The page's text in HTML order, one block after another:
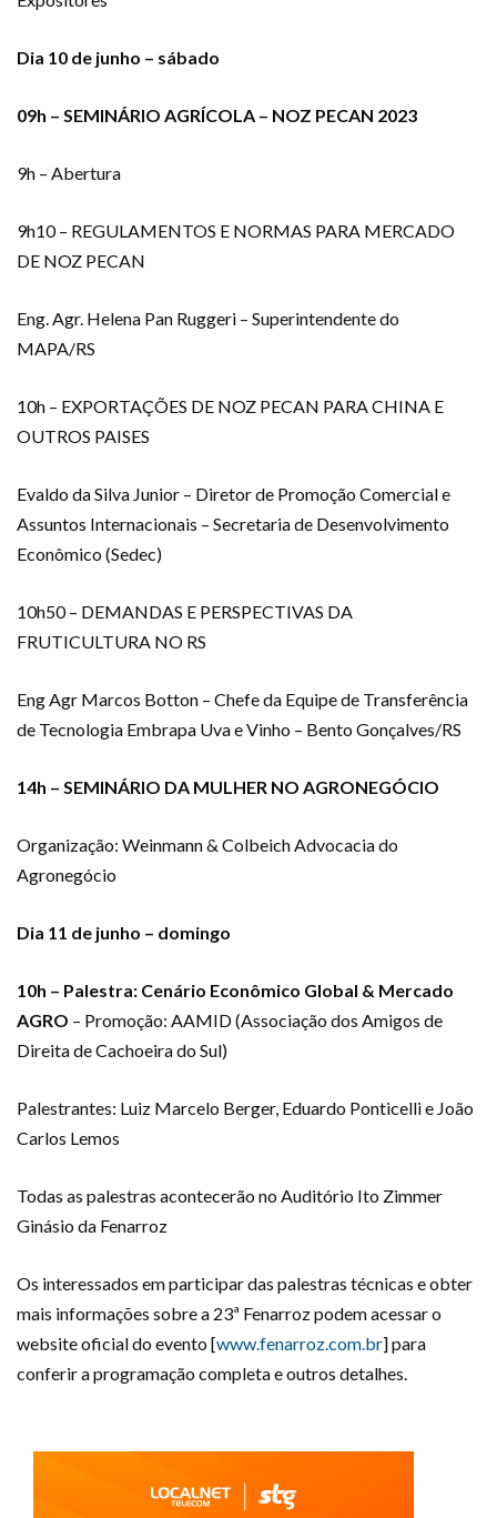
Dia 10 de junho – sábado
09h – SEMINÁRIO AGRÍCOLA – NOZ PECAN 2023
9h – Abertura
9h10 – REGULAMENTOS E NORMAS PARA MERCADO
DE NOZ PECAN
Eng. Agr. Helena Pan Ruggeri – Superintendente do
MAPA/RS
10h – EXPORTAÇÕES DE NOZ PECAN PARA CHINA E
OUTROS PAISES
Evaldo da Silva Junior – Diretor de Promoção Comercial e
Assuntos Internacionais – Secretaria de Desenvolvimento
Econômico (Sedec)
10h50 – DEMANDAS E PERSPECTIVAS DA
FRUTICULTURA NO RS
Eng Agr Marcos Botton – Chefe da Equipe de Transferência
de Tecnologia Embrapa Uva e Vinho – Bento Gonçalves/RS
14h – SEMINÁRIO DA MULHER NO AGRONEGÓCIO
Organização: Weinmann & Colbeich Advocacia do
Agronegócio
Dia 11 de junho – domingo
10h – Palestra: Cenário Econômico Global & Mercado
AGRO – Promoção: AAMID (Associação dos Amigos de
Direita de Cachoeira do Sul)
Palestrantes: Luiz Marcelo Berger, Eduardo Ponticelli e João
Carlos Lemos
Todas as palestras acontecerão no Auditório Ito Zimmer
Ginásio da Fenarroz
Os interessados em participar das palestras técnicas e obter
mais informações sobre a 23ª Fenarroz podem acessar o
website oficial do evento [www.fenarroz.com.br] para
conferir a programação completa e outros detalhes.